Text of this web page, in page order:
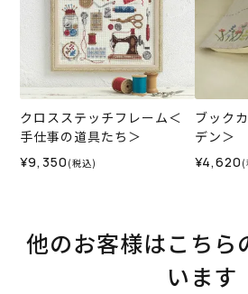
クロスステッチフレーム＜
手仕事の道具たち＞
¥9,350 (税込)
ブック
デン＞
¥4,620 (
他のお客様はこちら
います